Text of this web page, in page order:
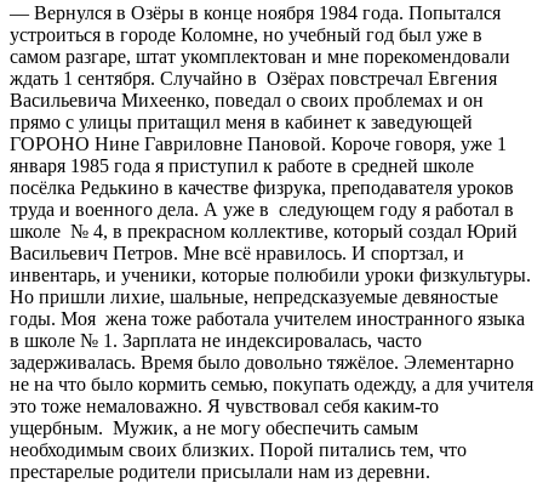
— Вернулся в Озёры в конце ноября 1984 года. Попытался
устроиться в городе Коломне, но учебный год был уже в
самом разгаре, штат укомплектован и мне порекомендовали
ждать 1 сентября. Случайно в Озёрах повстречал Евгения
Васильевича Михеенко, поведал о своих проблемах и он
прямо с улицы притащил меня в кабинет к заведующей
ГОРОНО Нине Гавриловне Пановой. Короче говоря, уже 1
января 1985 года я приступил к работе в средней школе
посёлка Редькино в качестве физрука, преподавателя уроков
труда и военного дела. А уже в следующем году я работал в
школе № 4, в прекрасном коллективе, который создал Юрий
Васильевич Петров. Мне всё нравилось. И спортзал, и
инвентарь, и ученики, которые полюбили уроки физкультуры.
Но пришли лихие, шальные, непредсказуемые девяностые
годы. Моя жена тоже работала учителем иностранного языка
в школе № 1. Зарплата не индексировалась, часто
задерживалась. Время было довольно тяжёлое. Элементарно
не на что было кормить семью, покупать одежду, а для учителя
это тоже немаловажно. Я чувствовал себя каким-то
ущербным. Мужик, а не могу обеспечить самым
необходимым своих близких. Порой питались тем, что
престарелые родители присылали нам из деревни.